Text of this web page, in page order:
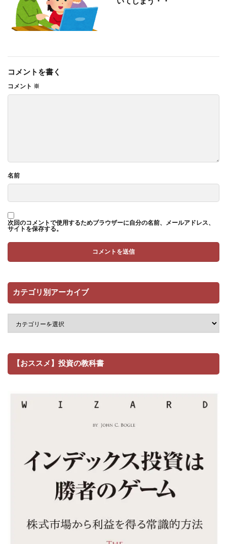
コメントを書く
コメント ※
名前
次回のコメントで使用するためブラウザーに自分の名前、メールアドレス、
サイトを保存する。
カテゴリ別アーカイブ
【おススメ】投資の教科書